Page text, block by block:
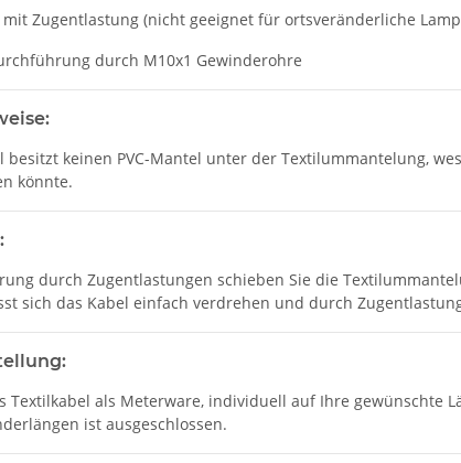
Zugentlastung (nicht geeignet für ortsveränderliche
durch M10x1 Gewinderohre
besitzt keinen PVC-Mantel unter der Textilummantelung,
könnte.
durch Zugentlastungen schieben Sie die
sich das Kabel einfach verdrehen und durch
Textilkabel als Meterware, individuell auf Ihre gewünschte
ist ausgeschlossen.